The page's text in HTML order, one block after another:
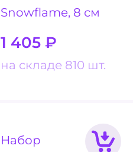
Snowflame, 8 см
1 405 ₽
на складе 810 шт.
Набор